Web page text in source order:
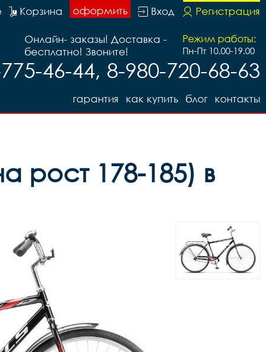
Регистрация
Вход
оформить
Корзина
Режим работы:
Пн-Пт 10.00-19.00
Онлайн- заказы! Доставка -
бесплатно! Звоните!
46-44, 8-980-720-68-63
контакты
блог
как купить
гарантия
рост 178-185) в